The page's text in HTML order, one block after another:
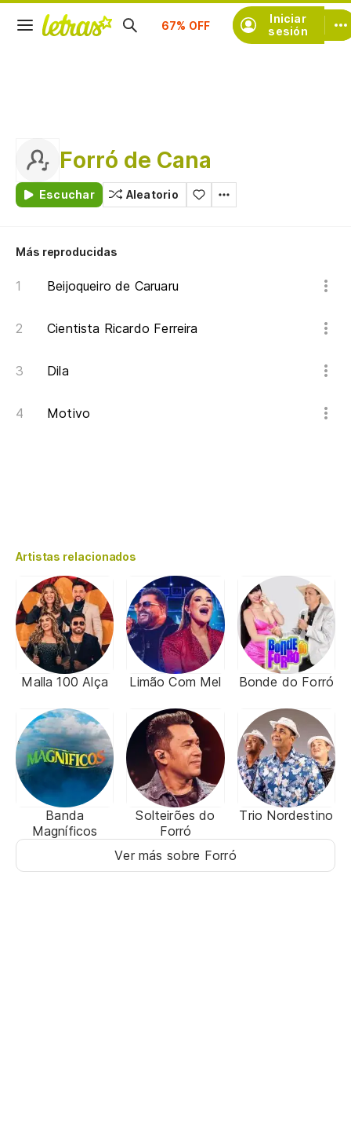
Iniciar
sesión
Suscríbete
Forró de Cana
Escuchar Aleatorio
Más reproducidas
Beijoqueiro de Caruaru
Cientista Ricardo Ferreira
Dila
Motivo
Artistas relacionados
Malla 100 Alça Limão Com Mel Bonde do Forró
Banda
Magníficos
Solteirões do
Forró
Trio Nordestino
Ver más sobre Forró